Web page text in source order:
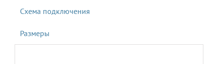
Схема подключения
Размеры